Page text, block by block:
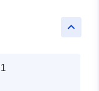
keyboard_arrow_up